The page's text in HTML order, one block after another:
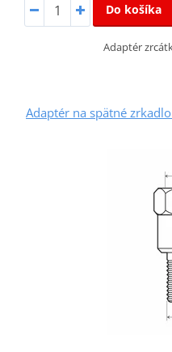
Do košíka
Adaptér
Adaptér na spätné